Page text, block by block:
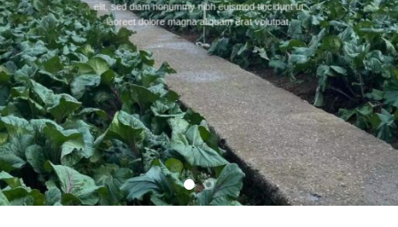
elit, sed diam nonummy nibh euismod tincidunt ut
laoreet dolore magna aliquam erat volutpat.